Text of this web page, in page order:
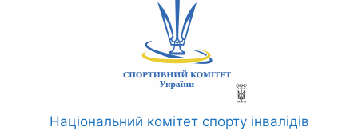
Національний комітет спорту інвалідів